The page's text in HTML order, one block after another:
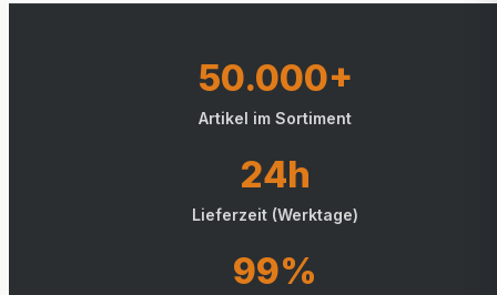
50.000+
Artikel im Sortiment
24h
Lieferzeit (Werktage)
99%